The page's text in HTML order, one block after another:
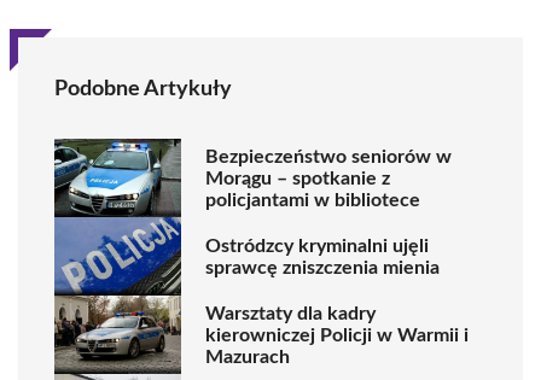
Podobne Artykuły
Bezpieczeństwo seniorów w
Morągu – spotkanie z
policjantami w bibliotece
Ostródzcy kryminalni ujęli
sprawcę zniszczenia mienia
Warsztaty dla kadry
kierowniczej Policji w Warmii i
Mazurach